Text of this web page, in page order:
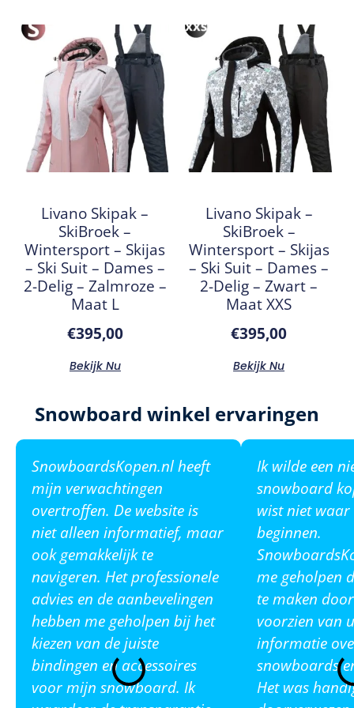
Livano Skipak –
SkiBroek –
Wintersport – Skijas
– Ski Suit – Dames –
2-Delig – Zalmroze –
Maat L
€395,00
Bekijk Nu
Livano Skipak –
SkiBroek –
Wintersport – Skijas
– Ski Suit – Dames –
2-Delig – Zwart –
Maat XXS
€395,00
Bekijk Nu
Snowboard winkel ervaringen
SnowboardsKopen.nl heeft
mijn verwachtingen
overtroffen. De website is
niet alleen informatief, maar
ook gemakkelijk te
navigeren. Het professionele
advies en de aanbevelingen
hebben me geholpen bij het
kiezen van de juiste
bindingen en accessoires
voor mijn snowboard. Ik
Ik wilde een
snowboard
wist niet waar
beginnen.
me geholpen
te maken
voorzien van
informatie
snowboards
Het was